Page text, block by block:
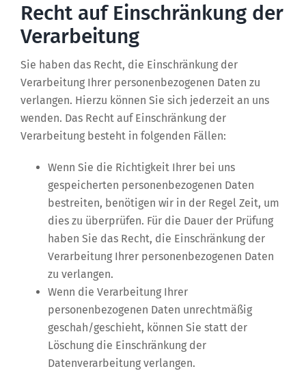
Recht auf Einschränkung der
Verarbeitung
Sie haben das Recht, die Einschränkung der
Verarbeitung Ihrer personenbezogenen Daten zu
verlangen. Hierzu können Sie sich jederzeit an uns
wenden. Das Recht auf Einschränkung der
Verarbeitung besteht in folgenden Fällen:
Wenn Sie die Richtigkeit Ihrer bei uns
gespeicherten personenbezogenen Daten
bestreiten, benötigen wir in der Regel Zeit, um
dies zu überprüfen. Für die Dauer der Prüfung
haben Sie das Recht, die Einschränkung der
Verarbeitung Ihrer personenbezogenen Daten
zu verlangen.
Wenn die Verarbeitung Ihrer
personenbezogenen Daten unrechtmäßig
geschah/geschieht, können Sie statt der
Löschung die Einschränkung der
Datenverarbeitung verlangen.